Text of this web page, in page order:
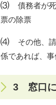
⑶ 債務者が
票の除票​
⑷
その他、
係であれば、
3 窓口に